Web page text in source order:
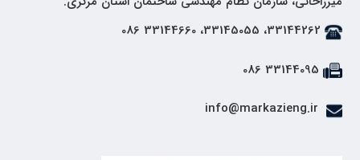
33144262، 33145055، 33144660 086
33144095 086